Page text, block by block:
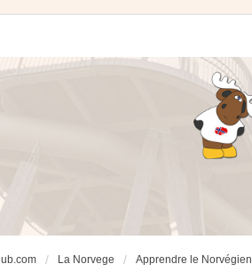
La Norvege Apprendre le Norvégien